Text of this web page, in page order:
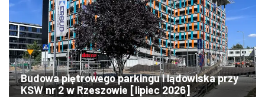
Budowa piętrowego parkingu i lądowiska przy
KSW nr 2 w Rzeszowie [lipiec 2026]